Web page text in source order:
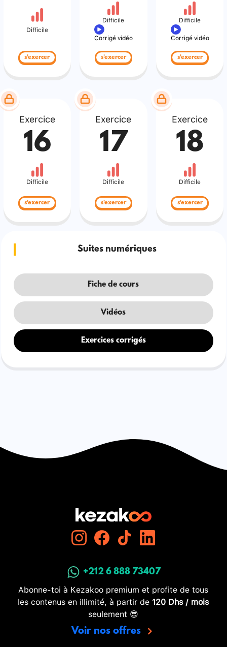
Difficile
s'exercer
Difficile
Corrigé vidéo
s'exercer
Difficile
Corrigé vidéo
s'exercer
Exercice
16
Difficile
s'exercer
Exercice
17
Difficile
s'exercer
Exercice
18
Difficile
s'exercer
Suites numériques
Fiche de cours
Vidéos
Exercices corrigés
+212 6 888 73407
Abonne-toi à Kezakoo premium et profite de tous
les contenus en illimité, à partir de 120 Dhs / mois
seulement 😎
Voir nos offres